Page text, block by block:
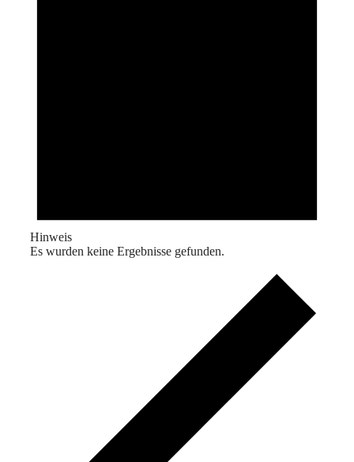
Hinweis
Es wurden keine Ergebnisse gefunden.